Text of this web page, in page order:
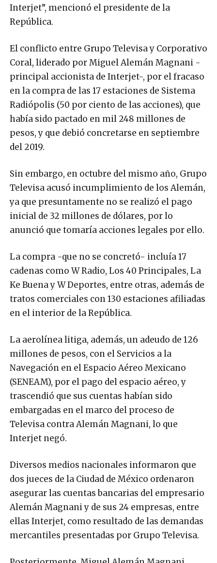
Interjet”, mencionó el presidente de la
República.
El conflicto entre Grupo Televisa y Corporativo
Coral, liderado por Miguel Alemán Magnani -
principal accionista de Interjet-, por el fracaso
en la compra de las 17 estaciones de Sistema
Radiópolis (50 por ciento de las acciones), que
había sido pactado en mil 248 millones de
pesos, y que debió concretarse en septiembre
del 2019.
Sin embargo, en octubre del mismo año, Grupo
Televisa acusó incumplimiento de los Alemán,
ya que presuntamente no se realizó el pago
inicial de 32 millones de dólares, por lo
anunció que tomaría acciones legales por ello.
La compra -que no se concretó- incluía 17
cadenas como W Radio, Los 40 Principales, La
Ke Buena y W Deportes, entre otras, además de
tratos comerciales con 130 estaciones afiliadas
en el interior de la República.
La aerolínea litiga, además, un adeudo de 126
millones de pesos, con el Servicios a la
Navegación en el Espacio Aéreo Mexicano
(SENEAM), por el pago del espacio aéreo, y
trascendió que sus cuentas habían sido
embargadas en el marco del proceso de
Televisa contra Alemán Magnani, lo que
Interjet negó.
Diversos medios nacionales informaron que
dos jueces de la Ciudad de México ordenaron
asegurar las cuentas bancarias del empresario
Alemán Magnani y de sus 24 empresas, entre
ellas Interjet, como resultado de las demandas
mercantiles presentadas por Grupo Televisa.